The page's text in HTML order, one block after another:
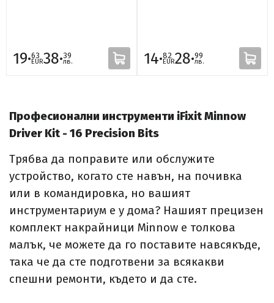
19·63
EUR38·39
лв. 14·82
EUR28·99
лв.
Професионални инструменти iFixit Minnow
Driver Kit - 16 Precision Bits
Трябва да поправите или обслужите
устройство, когато сте навън, на почивка
или в командировка, но вашият
инструментариум е у дома? Нашият прецизен
комплект накрайници Minnow е толкова
малък, че можете да го поставите навсякъде,
така че да сте подготвени за всякакви
спешни ремонти, където и да сте.